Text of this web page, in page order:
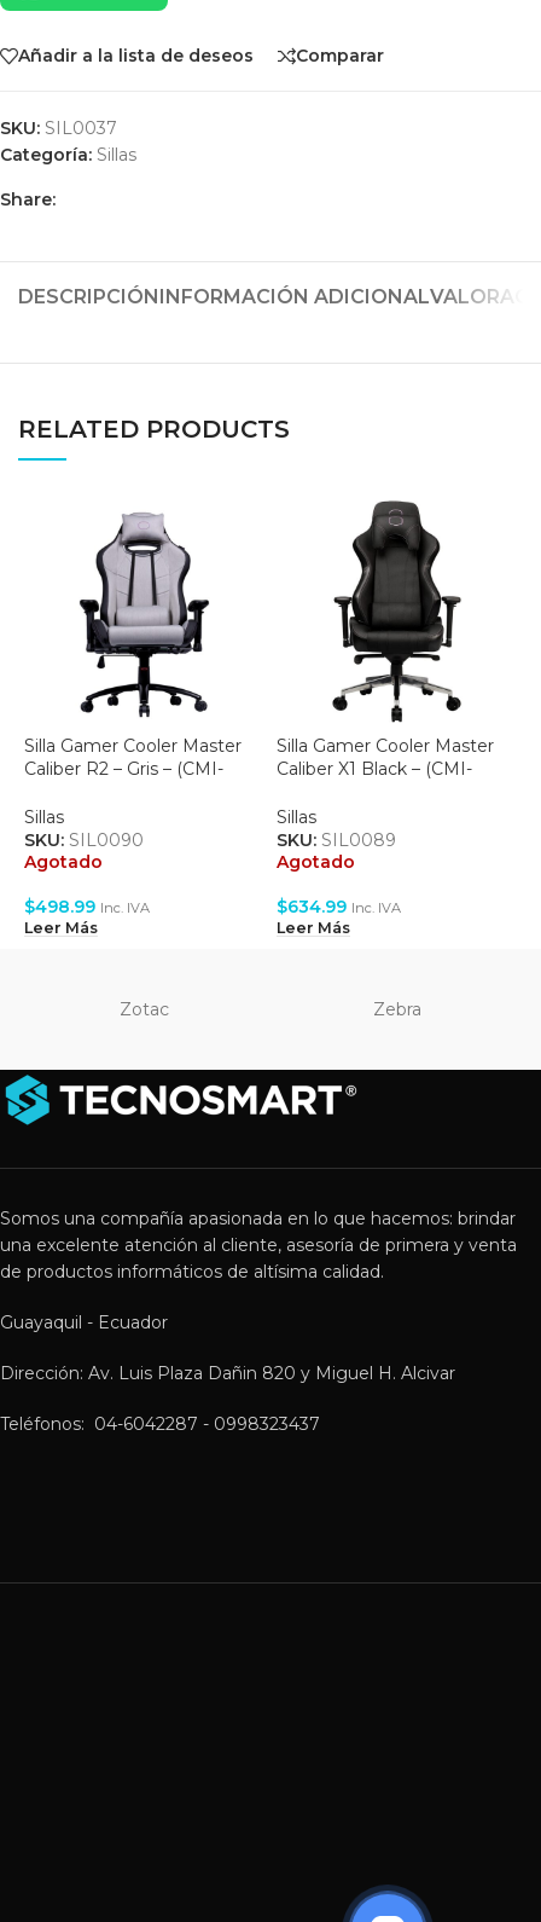
Añadir a la lista de deseos Comparar
SKU: SIL0037
Categoría: Sillas
Share:
DESCRIPCIÓNINFORMACIÓN ADICIONAL
RELATED PRODUCTS
Silla Gamer Cooler Master
Caliber R2 – Gris – (CMI-
Sillas
SKU: SIL0090
Agotado
$498.99 Inc. IVA
Leer Más
Silla Gamer Cooler Master
Caliber X1 Black – (CMI-
Sillas
SKU: SIL0089
Agotado
$634.99 Inc. IVA
Leer Más
Zotac Zebra
Somos una compañía apasionada en lo que hacemos: brindar
una excelente atención al cliente, asesoría de primera y venta
de productos informáticos de altísima calidad.
Guayaquil - Ecuador
Dirección: Av. Luis Plaza Dañin 820 y Miguel H. Alcivar
Teléfonos: 04-6042287 - 0998323437